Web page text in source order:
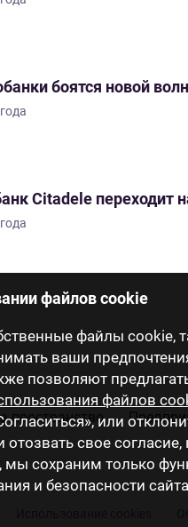
файлов cookie
файлы
ваши
позволяют
файлов
или
свое
мы сохраним только
и безопасности
боятся новой
Citadele
пространство